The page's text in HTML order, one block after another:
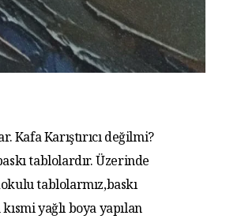
Kafa Karıştırıcı değilmi?
tablolardır. Üzerinde
tablolarmız,baskı
yağlı boya yapılan